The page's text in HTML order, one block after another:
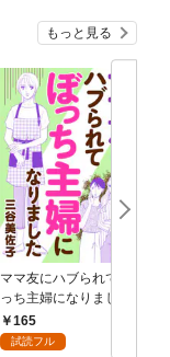
もっと見る
ママ友にハブられてぼ
っち主婦になりました
【分冊版】 1
165
試読フル